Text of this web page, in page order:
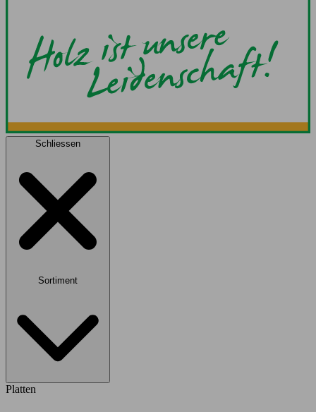
Schliessen
Sortiment
Platten